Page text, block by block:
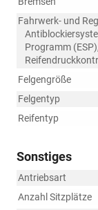
Fahrwerk- und
Programm
Felgengröße
Felgentyp
Reifentyp
Sonstiges
Antriebsart
Anzahl Sitzplätze